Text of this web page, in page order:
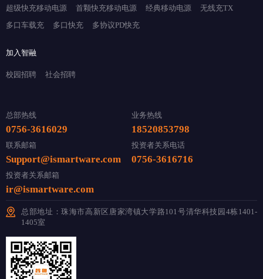
超级快充移动电源 首颗快充移动电源 经典移动电源 无线充TX
多口车载充 多口快充 多协议PD快充
加入智融
校园招聘 社会招聘
总部热线
0756-3616029
业务热线
18520853798
联系邮箱
Support@ismartware.com
投资者关系电话
0756-3616716
投资者关系邮箱
ir@ismartware.com
总部地址：珠海市高新区唐家湾镇大学路101号清华科技园4栋1401-
1405室